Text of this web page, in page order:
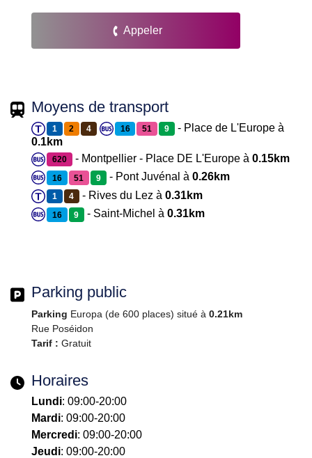
Appeler
Moyens de transport
1 2 4 16 51 9 - Place de L'Europe à
0.1km
620 - Montpellier - Place DE L'Europe à 0.15km
16 51 9 - Pont Juvénal à 0.26km
1 4 - Rives du Lez à0.31km
16 9 - Saint-Michel à0.31km
Parking public
Parking Europa (de 600 places) situé à 0.21km
Rue Poséidon
Tarif : Gratuit
Horaires
Lundi: 09:00-20:00
Mardi: 09:00-20:00
Mercredi: 09:00-20:00
Jeudi: 09:00-20:00